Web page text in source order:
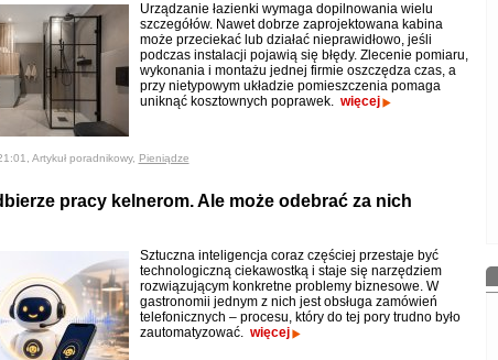
Urządzanie łazienki wymaga dopilnowania wielu
szczegółów. Nawet dobrze zaprojektowana kabina
może przeciekać lub działać nieprawidłowo, jeśli
podczas instalacji pojawią się błędy. Zlecenie pomiaru,
wykonania i montażu jednej firmie oszczędza czas, a
przy nietypowym układzie pomieszczenia pomaga
uniknąć kosztownych poprawek. więcej
Artykuł poradnikowy, Pieniądze
pracy kelnerom. Ale może odebrać za nich
Sztuczna inteligencja coraz częściej przestaje być
technologiczną ciekawostką i staje się narzędziem
rozwiązującym konkretne problemy biznesowe. W
gastronomii jednym z nich jest obsługa zamówień
telefonicznych – procesu, który do tej pory trudno było
zautomatyzować. więcej